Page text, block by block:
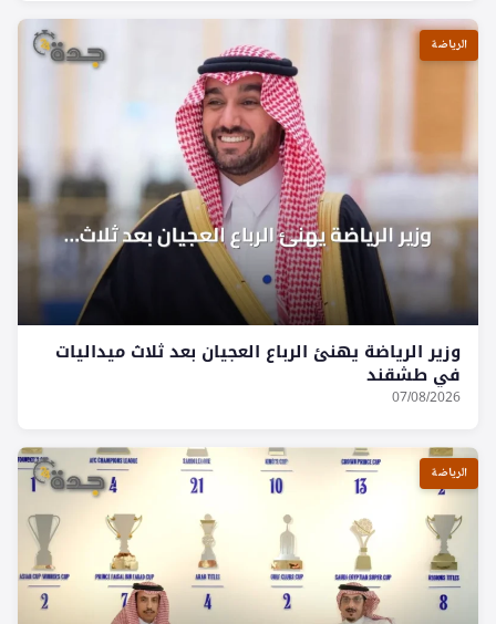
الرياضة
وزير الرياضة يهنئ الرباع العجيان بعد ثلاث ميداليات
في طشقند
07/08/2026
الرياضة